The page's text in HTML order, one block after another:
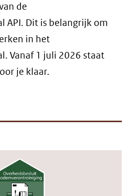
de
API. Dit is belangrijk om
in het
Vanaf 1 juli 2026 staat
je klaar.